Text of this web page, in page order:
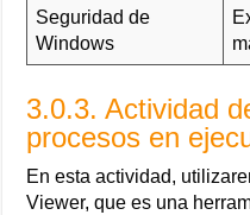
Seguridad de
Windows
3.0.3. Actividad
procesos en
En esta actividad,
Viewer, que es una